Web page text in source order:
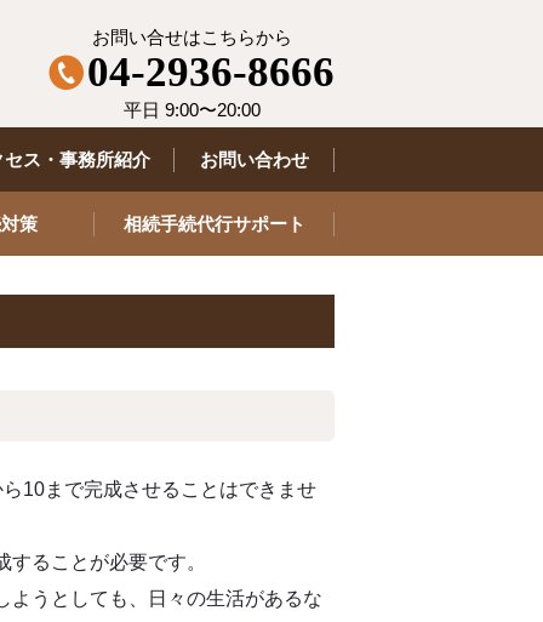
お問い合せはこちらから
04-2936-8666
平日 9:00〜20:00
セス・事務所紹介 お問い合わせ
策 相続手続代行サポート
10まで完成させることはできませ
ることが必要です。
ようとしても、日々の生活があるな